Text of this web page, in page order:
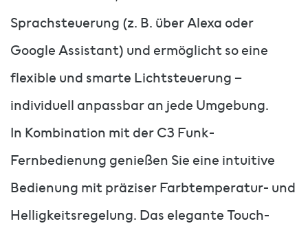
Sprachsteuerung (z. B. über Alexa oder
Google Assistant) und ermöglicht so eine
flexible und smarte Lichtsteuerung –
individuell anpassbar an jede Umgebung.
In Kombination mit der C3 Funk-
Fernbedienung genießen Sie eine intuitive
Bedienung mit präziser Farbtemperatur- und
Helligkeitsregelung. Das elegante Touch-